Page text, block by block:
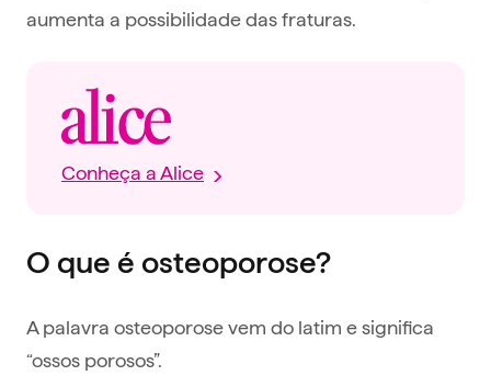
aumenta a possibilidade das fraturas.
Conheça a Alice
O que é osteoporose?
A palavra osteoporose vem do latim e significa
“ossos porosos”.